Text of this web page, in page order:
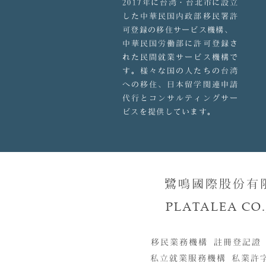
2017年に台湾・台北市に設立
した中華民国内政部移民署許
可登録の移住サービス機構、
中華民国労働部に許可登録さ
れた民間就業サービス機構で
す。様々な国の人たちの台湾
への移住、日本留学関連申請
代行とコンサルティングサー
ビスを提供しています。
鷺鳴國際股份有
PLATALEA
移民業務機構 註冊登記證
私立就業服務機構 私業許